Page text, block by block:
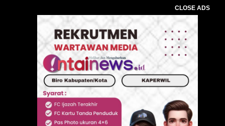
CLOSE ADS